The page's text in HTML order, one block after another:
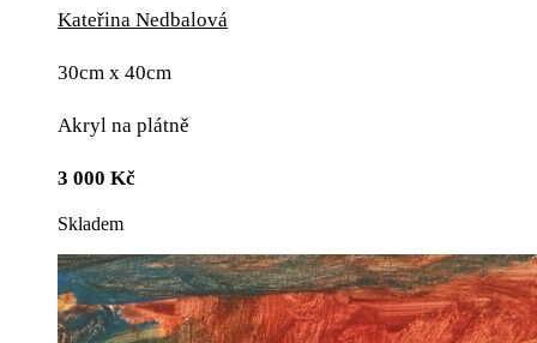
Kateřina Nedbalová
30cm x 40cm
Akryl na plátně
3 000 Kč
Skladem